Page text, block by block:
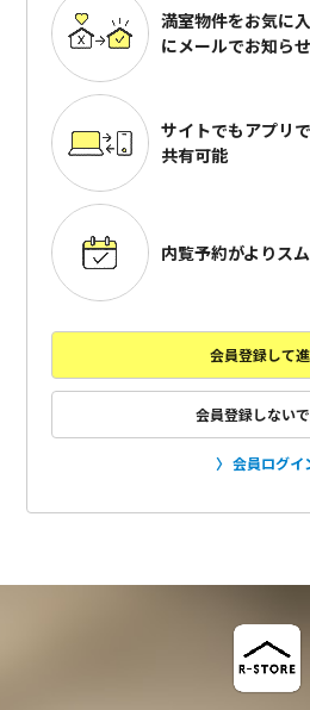
満室物件をお気に
にメールでお知らせ
サイトでもアプリ
共有可能
内覧予約がよりス
会員登録して
会員登録しない
会員ログイ